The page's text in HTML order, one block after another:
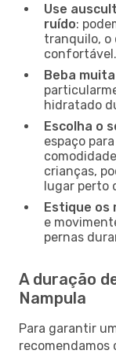
Use
ruído:
tranquilo, o
confortável.
Beba
hidratado
Escolha o
espaço
crianças,
lugar perto
Estique os
e
pernas
A duração
Nampula
Para garantir
recomendamos